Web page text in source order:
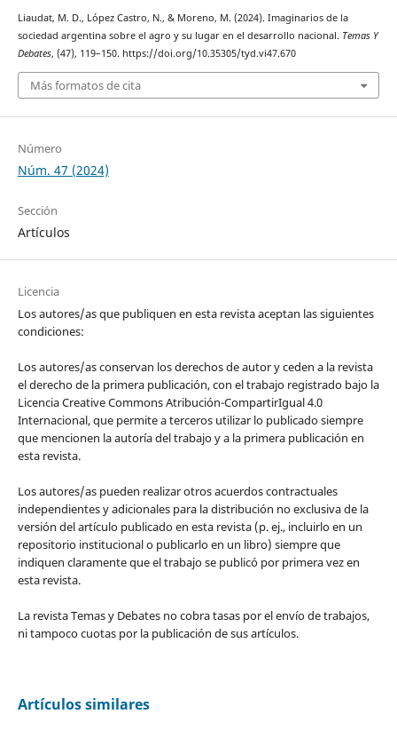
Liaudat, M. D., López Castro, N., & Moreno, M. (2024). Imaginarios de la
sociedad argentina sobre el agro y su lugar en el desarrollo nacional. Temas Y
Debates, (47), 119–150. https://doi.org/10.35305/tyd.vi47.670
Más formatos de cita
Número
Núm. 47 (2024)
Sección
Artículos
Licencia
Los autores/as que publiquen en esta revista aceptan las siguientes
condiciones:
Los autores/as conservan los derechos de autor y ceden a la revista
el derecho de la primera publicación, con el trabajo registrado bajo la
Licencia Creative Commons Atribución-CompartirIgual 4.0
Internacional, que permite a terceros utilizar lo publicado siempre
que mencionen la autoría del trabajo y a la primera publicación en
esta revista.
Los autores/as pueden realizar otros acuerdos contractuales
independientes y adicionales para la distribución no exclusiva de la
versión del artículo publicado en esta revista (p. ej., incluirlo en un
repositorio institucional o publicarlo en un libro) siempre que
indiquen claramente que el trabajo se publicó por primera vez en
esta revista.
La revista Temas y Debates no cobra tasas por el envío de trabajos,
ni tampoco cuotas por la publicación de sus artículos.
Artículos similares